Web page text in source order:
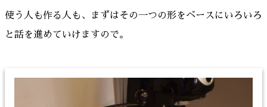
使う人も作る人も、まずはその一つの形をベースにいろいろ
と話を進めていけますので。